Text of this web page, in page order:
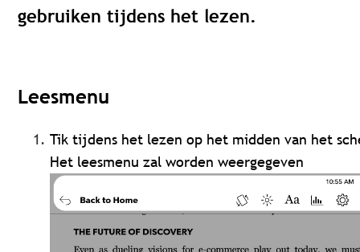
gebruiken tijdens het lezen.
Leesmenu
Tik tijdens het lezen op het midden van het
Het leesmenu zal worden weergegeven